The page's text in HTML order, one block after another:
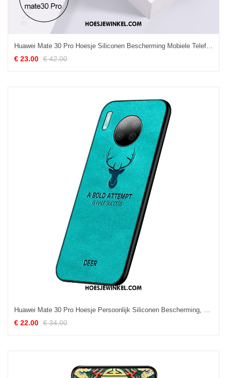
Huawei Mate 30 Pro Hoesje Siliconen Bescherming Mobiele Telefoon, Huawei Mate 30 Pro Hoesje Dun Doorzichtig
€ 23.00 € 42.00
Huawei Mate 30 Pro Hoesje Persoonlijk Siliconen Bescherming, Huawei Mate 30 Pro Hoesje Anti-fall Mobiele Telefoon
€ 22.00 € 34.00